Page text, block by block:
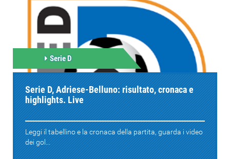
Serie D
Serie D, Adriese-Belluno: risultato, cronaca e
highlights. Live
Leggi il tabellino e la cronaca della partita, guarda i video
dei gol...